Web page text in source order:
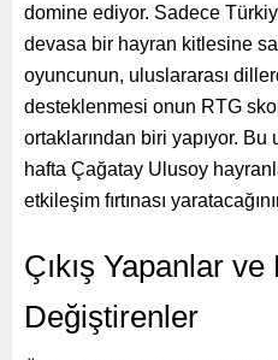
domine ediyor. Sadece
devasa bir hayran kitlesine
oyuncunun, uluslararası
desteklenmesi onun RTG
ortaklarından biri yapıyor.
hafta Çağatay Ulusoy
etkileşim fırtınası
Çıkış Yapanlar
Değiştirenler